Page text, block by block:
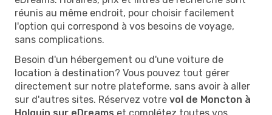
réunis au même endroit, pour choisir facilement
l'option qui correspond à vos besoins de voyage,
sans complications.
Besoin d'un hébergement ou d'une voiture de
location à destination? Vous pouvez tout gérer
directement sur notre plateforme, sans avoir à aller
sur d'autres sites. Réservez votre vol de Moncton à